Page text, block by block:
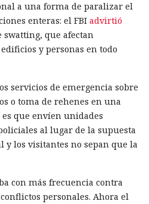
el ecosistema npm rara vez
de entrada, pero fue
por cuatro
y OpenSourceMalware
más de 440 paquetes con un
instalaciones por mes, entre
cache — bibliotecas que,
están presentes en la
la cuenta de Jared Ray —el
a una forma de paralizar el
enteras: el FBI advirtió
swatting, que afectan
y personas en todo
servicios de emergencia sobre
o toma de rehenes en una
que envíen unidades
al lugar de la supuesta
y los visitantes no sepan que la
con más frecuencia contra
personales. Ahora el